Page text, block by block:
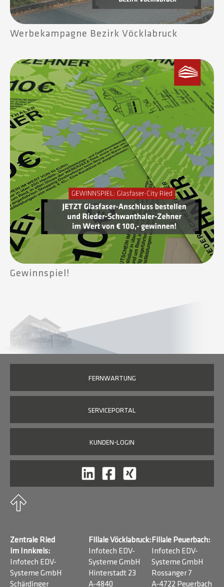
Werbekampagne Bezirk Vöcklabruck
Gewinnspiel!
FERNWARTUNG
SERVICEPORTAL
KUNDEN-LOGIN
Zentrale Ried
im Innkreis:
Infotech EDV-
Systeme GmbH
Schärdinger
Filiale Vöcklabruck:
Infotech EDV-
Systeme GmbH
Hinterstadt 23
A-4840
Filiale Peuerbach:
Infotech EDV-
Systeme GmbH
Rossanger 7
A-4722 Peuerbach